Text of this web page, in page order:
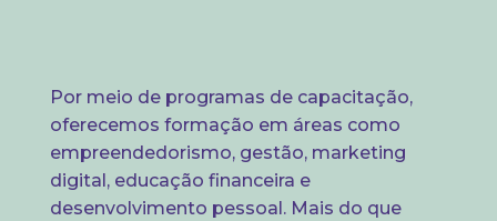
Por meio de programas de capacitação,
oferecemos formação em áreas como
empreendedorismo, gestão, marketing
digital, educação financeira e
desenvolvimento pessoal. Mais do que